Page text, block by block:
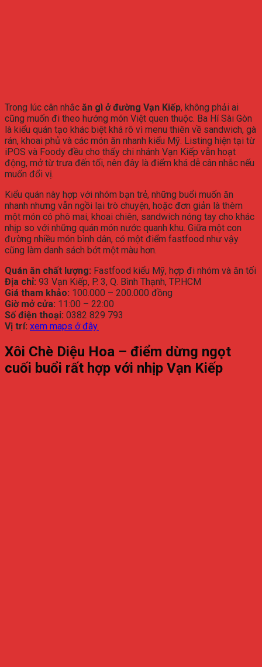
Trong lúc cân nhắc ăn gì ở đường Vạn Kiếp, không phải ai
cũng muốn đi theo hướng món Việt quen thuộc. Ba Hí Sài Gòn
là kiểu quán tạo khác biệt khá rõ vì menu thiên về sandwich, gà
rán, khoai phủ và các món ăn nhanh kiểu Mỹ. Listing hiện tại từ
iPOS và Foody đều cho thấy chi nhánh Vạn Kiếp vẫn hoạt
động, mở từ trưa đến tối, nên đây là điểm khá dễ cân nhắc nếu
muốn đổi vị.
Kiểu quán này hợp với nhóm bạn trẻ, những buổi muốn ăn
nhanh nhưng vẫn ngồi lại trò chuyện, hoặc đơn giản là thèm
một món có phô mai, khoai chiên, sandwich nóng tay cho khác
nhịp so với những quán món nước quanh khu. Giữa một con
đường nhiều món bình dân, có một điểm fastfood như vậy
cũng làm danh sách bớt một màu hơn.
Quán ăn chất lượng: Fastfood kiểu Mỹ, hợp đi nhóm và ăn tối
Địa chỉ: 93 Vạn Kiếp, P. 3, Q. Bình Thạnh, TP.HCM
Giá tham khảo: 100.000 – 200.000 đồng
Giờ mở cửa: 11:00 – 22:00
Số điện thoại: 0382 829 793
Vị trí: xem maps ở đây.
Xôi Chè Diệu Hoa – điểm dừng ngọt
cuối buổi rất hợp với nhịp Vạn Kiếp